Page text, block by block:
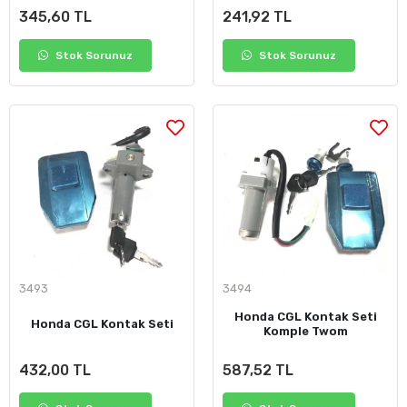
345,60 TL
Stok Sorunuz
241,92 TL
Stok Sorunuz
3493
Honda CGL Kontak Seti
432,00 TL
3494
Honda CGL Kontak Seti
Komple Twom
587,52 TL